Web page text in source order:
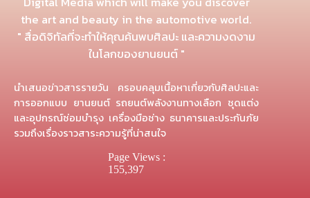
the art and beauty in the automotive world.
" สื่อดิจิทัลที่จะทำให้คุณค้นพบศิลปะ และความงดงาม
ในโลกของยานยนต์ "
นำเสนอข่าวสารรายวัน ครอบคลุมเนื้อหาเกี่ยวกับศิลปะและ
การออกแบบ ยานยนต์ รถยนต์พลังงานทางเลือก ชุดแต่ง
และอุปกรณ์ซ่อมบำรุง เครื่องมือช่าง ธนาคารและประกันภัย
รวมถึงเรื่องราวสาระความรู้ที่น่าสนใจ
Page Views :
155,397